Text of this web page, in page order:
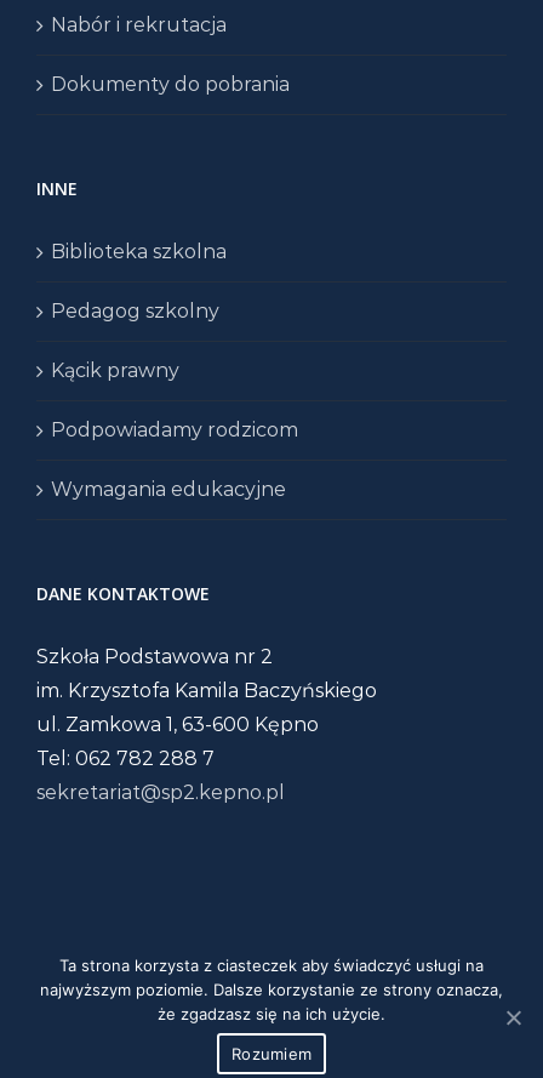
Nabór i rekrutacja
Dokumenty do pobrania
INNE
Biblioteka szkolna
Pedagog szkolny
Kącik prawny
Podpowiadamy rodzicom
Wymagania edukacyjne
DANE KONTAKTOWE
Szkoła Podstawowa nr 2
im. Krzysztofa Kamila Baczyńskiego
ul. Zamkowa 1, 63-600 Kępno
Tel: 062 782 288 7
sekretariat@sp2.kepno.pl
Copyright 2020 | Szkoła Podstawowa Nr 2 w
Kępnie | Realizacja: Wojciech Wielgus
Nota praw autorskich
Ta strona korzysta z ciasteczek aby świadczyć usługi na
najwyższym poziomie. Dalsze korzystanie ze strony oznacza,
że zgadzasz się na ich użycie.
Rozumiem